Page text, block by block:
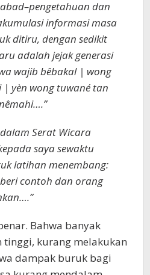
dan
informasi masa
ditiru, dengan sedikit
adalah jejak generasi
wajib bêbakal | wong
yèn wong tuwané tan
Serat Wicara
saya sewaktu
latihan menembang:
contoh dan orang
Bahwa banyak
kurang melakukan
dampak buruk bagi